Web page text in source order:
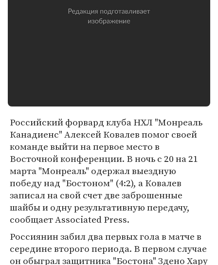
Российский форвард клуба НХЛ "Монреаль
Канадиенс" Алексей Ковалев помог своей
команде выйти на первое место в
Восточной конференции. В ночь с 20 на 21
марта "Монреаль" одержал выездную
победу над "Бостоном" (4:2), а Ковалев
записал на свой счет две заброшенные
шайбы и одну результативную передачу,
сообщает Associated Press.
Россиянин забил два первых гола в матче в
середине второго периода. В первом случае
он обыграл защитника "Бостона" Здено Хару